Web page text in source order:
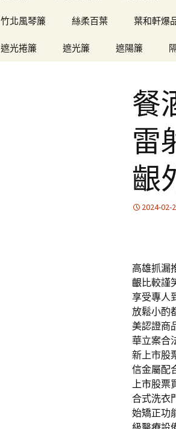
竹北風琴簾 絲柔百葉 葉和軒爆
遮光捲簾 遮光簾 遮陽簾
餐
雷
齦
2024-02-
高雄抓漏
齦比較謹
享受專人
放鬆小酌
美認證商
華立案合
新上市股
信金屬配
上市股票
合式洗衣
始矯正功